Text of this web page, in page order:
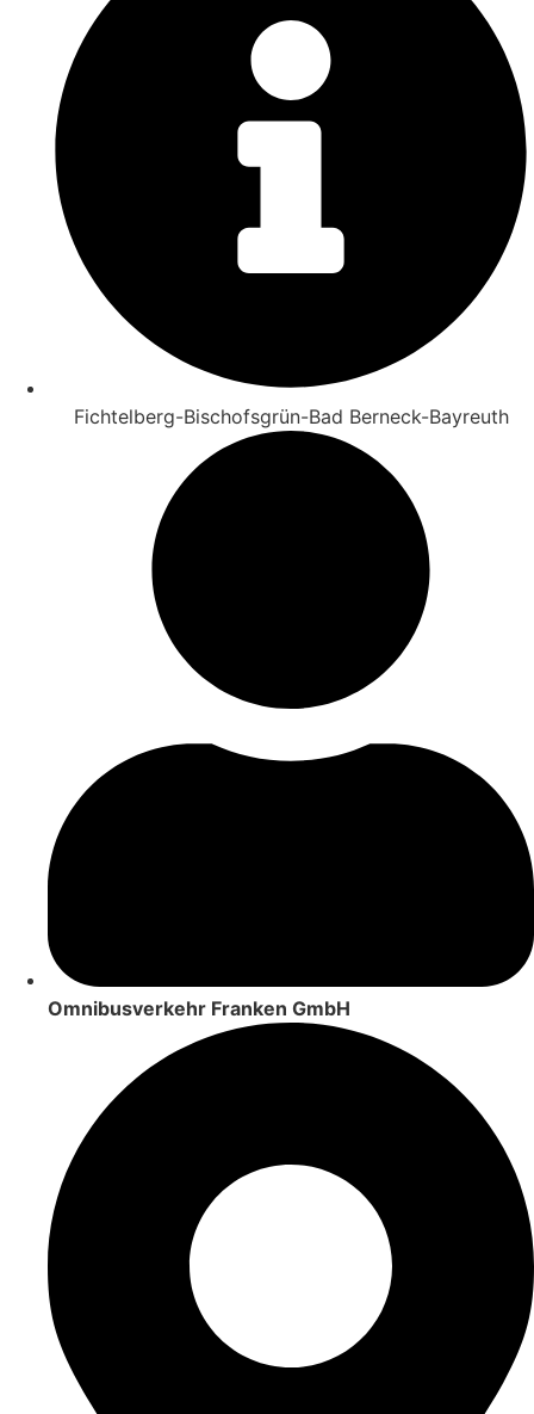
Fichtelberg-Bischofsgrün-Bad Berneck-Bayreuth
Omnibusverkehr Franken GmbH